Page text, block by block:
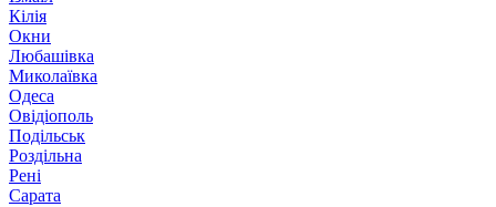
Кілія
Окни
Любашівка
Миколаївка
Одеса
Овідіополь
Подільськ
Роздільна
Рені
Сарата